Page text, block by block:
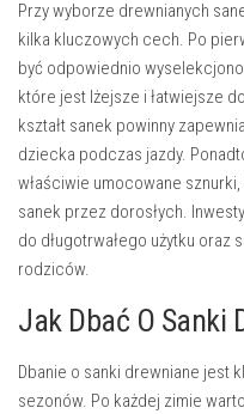
Przy wyborze drewnianych
kilka kluczowych cech. Po
być odpowiednio
które jest lżejsze i łatwiejsze
kształt sanek powinny
dziecka podczas jazdy.
właściwie umocowane
sanek przez dorosłych.
do długotrwałego użytku oraz
rodziców.
Jak Dbać O Sanki
Dbanie o sanki drewniane jest
sezonów. Po każdej zimie